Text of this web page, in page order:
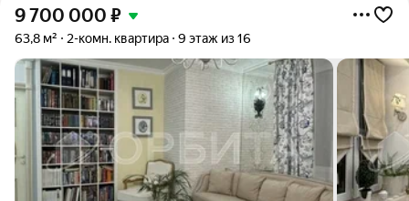
9 700 000 ₽
63,8 м² 2-комн. квартира 9 этаж из 16